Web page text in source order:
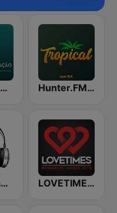
Louvor e Adoração Hunter.FM - Tropical
Radio Transmundial 60 70 80 e 90 LOVETIMES | Romantic Music Hits